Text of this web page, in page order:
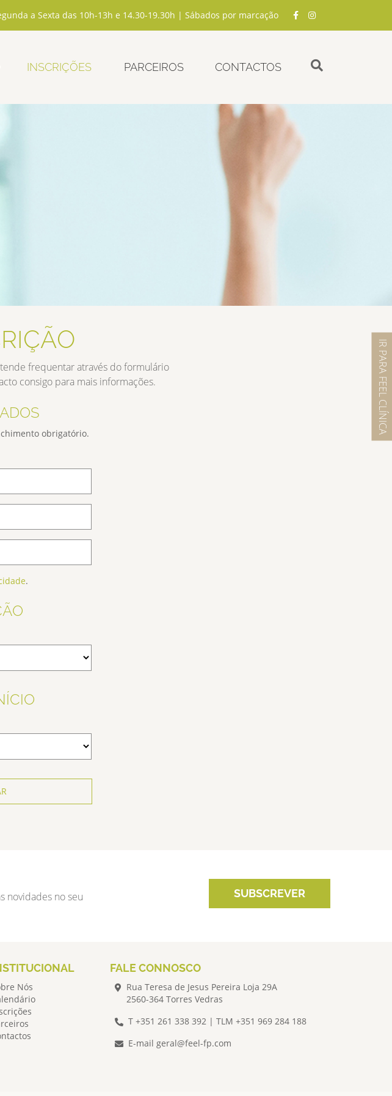
IR PARA FEEL CLÍNICA
a Sexta das 10h-13h e 14.30-19.30h | Sábados por marcação
INSCRIÇÕES PARCEIROS CONTACTOS
frequentar através do formulário
consigo para mais informações.
obrigatório.
.
novidades no seu
SUBSCREVER
Nós
FALE CONNOSCO
Rua Teresa de Jesus Pereira Loja 29A
2560-364 Torres Vedras
T +351 261 338 392 | TLM +351 969 284 188
E-mailgeral@feel-fp.com